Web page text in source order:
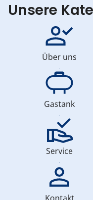
Unsere
Über uns
Gastank
Service